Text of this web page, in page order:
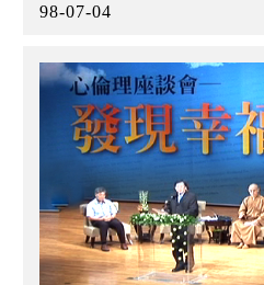
98-07-04